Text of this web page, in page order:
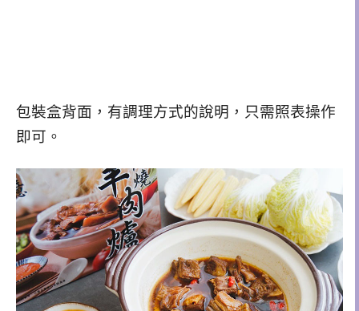
包裝盒背面，有調理方式的說明，只需照表操作
即可。